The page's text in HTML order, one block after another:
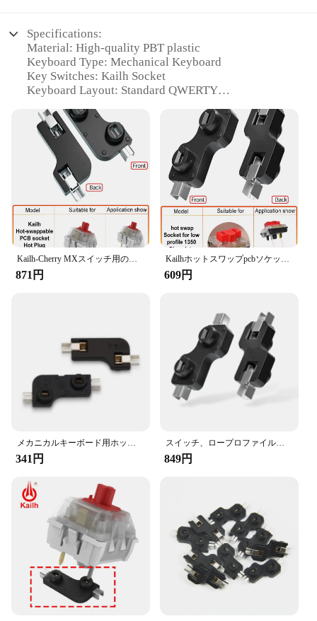
Specifications:
Material: High-quality PBT plastic
Keyboard Type: Mechanical Keyboard
Key Switches: Kailh Socket
Keyboard Layout: Standard QWERTY
Compatibility: Versatile for various setups
Features:
**Unmatched Quality and Performance**
Crafted from high-quality PBT plastic, this
mechanical keyboard promises durability and a
premium feel. The Kailh socket key switches are
renowned for their responsiveness and longevity,
ensuring a satisfying typing experience. The
standard QWERTY layout is designed for efficient
typing, making it ideal for both work and gaming
scenarios. The sleek and ergonomic design of the
This keyboard is not just a tool for typing; it's a
versatile accessory that adapts to various setups.
Whether you're a professional seeking a reliable
keyboard for office work or a gamer looking for a
responsive input device, this mechanical keyboard
meets your needs. Its compatibility with a wide
wholesale vendors and individual buyers.
The kailh socket keyboard is not just about
functionality; it's also about style. The sleek design
and vibrant color options make it a statement piece
on any desk. The mechanical switches provide a
tactile and audible feedback, enhancing the overall
typing experience. This keyboard is designed for
the modern user who values both performance and
style in their computing accessories.
Kailh-Cherry MXスイッチ用の取り外し可能なPCBソケット,110または90ユニット,ppg151101s11
871円
Kailhホットスワップpcbソケットkailh pcbソケットmxチェリーgateron outemu kailhスイッチロープロファイルタイヤ1350チョコレート軸
609円
メカニカルキーボード用ホットスワップ可能なソケット,10個,sg 151101s11
341円
スイッチ、ロープロファイル、choc 1350用のkailhホットスワップラグソケット
849円